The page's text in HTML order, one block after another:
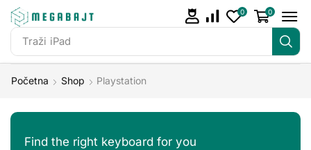
Traži iPad
0 0
Početna Shop Playstation
Find the right keyboard for you